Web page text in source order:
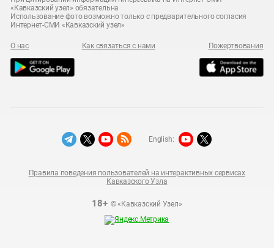
«Кавказский узел» обязательна
Использование фото возможно только с предварительного согласия
Интернет-СМИ «Кавказский узел»
О нас Как связаться с нами Пожертвования
18+© «Кавказский Узел»
Правила поведения пользователей на интерактивных сервисах
Кавказского Узла
English: